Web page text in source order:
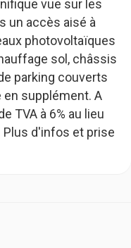
vue sur les
un accès aisé à
photovoltaïques
sol, châssis
parking couverts
en supplément. A
TVA à 6% au lieu
Plus d'infos et prise